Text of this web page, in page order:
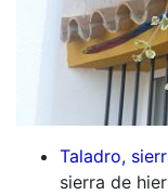
Taladro,
sierra de